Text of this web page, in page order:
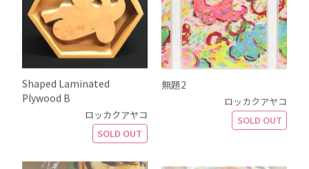
Shaped Laminated
Plywood B
ロッカクアヤコ
SOLD OUT
無題2
ロッカクアヤコ
SOLD OUT